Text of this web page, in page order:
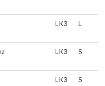
LK3 L
LK3 S
LK3 S